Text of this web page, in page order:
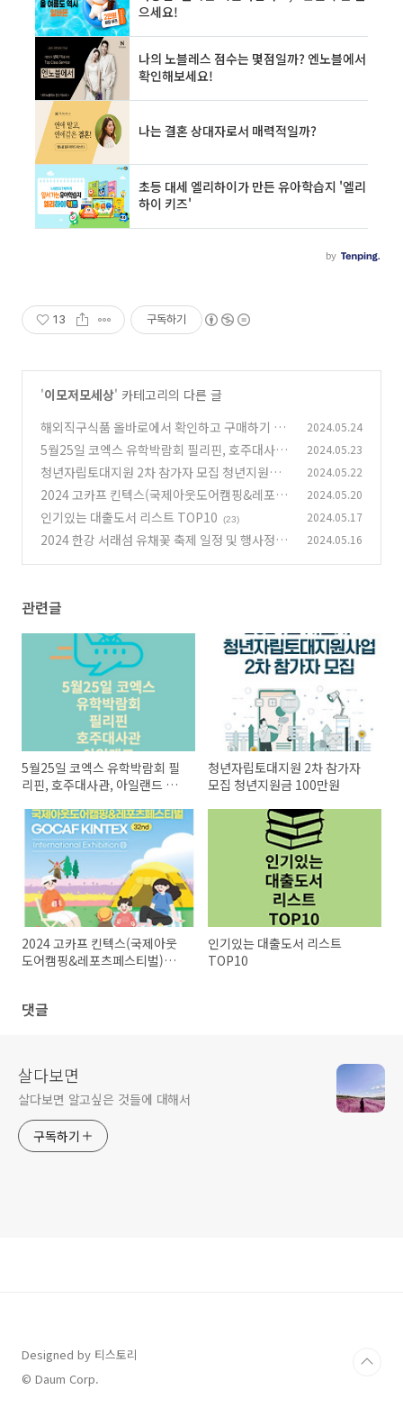
13 구독하기
'이모저모세상' 카테고리의 다른 글
해외직구식품 올바로에서 확인하고 구매하기 추
천 정리
(11)
2024.05.24
5월25일 코엑스 유학박람회 필리핀, 호주대사관,
아일랜드 유학박람회 정리 (10)
2024.05.23
청년자립토대지원 2차 참가자 모집 청년지원금 1
00만원
(11)
2024.05.22
2024 고카프 킨텍스(국제아웃도어캠핑&레포츠
페스티벌) 5/24~26일 (12)
2024.05.20
인기있는 대출도서 리스트 TOP10 (23) 2024.05.17
2024 한강 서래섬 유채꽃 축제 일정 및 행사정리 2024.05.16
관련글
5월25일 코엑스 유학박람회 필
리핀, 호주대사관, 아일랜드 유
청년자립토대지원 2차 참가자
모집 청년지원금 100만원
2024 고카프 킨텍스(국제아웃
도어캠핑&레포츠페스티벌)
인기있는 대출도서 리스트
TOP10
댓글
살다보면
살다보면 알고싶은 것들에 대해서
구독하기
Designed by 티스토리
© Daum Corp.